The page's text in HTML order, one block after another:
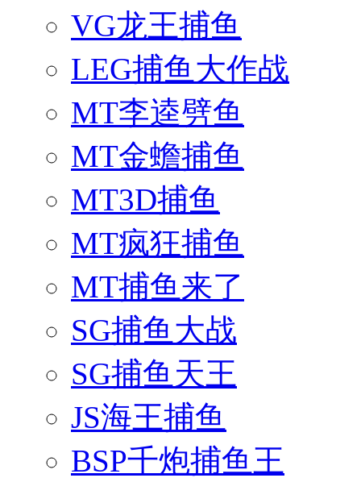
VG龙王捕鱼
LEG捕鱼大作战
MT李逵劈鱼
MT金蟾捕鱼
MT3D捕鱼
MT疯狂捕鱼
MT捕鱼来了
SG捕鱼大战
SG捕鱼天王
JS海王捕鱼
BSP千炮捕鱼王